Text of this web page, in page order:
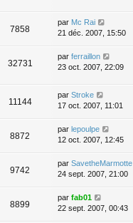
7858
par Mc Rai
21 déc. 2007, 15:50
32731
par ferraillon
23 oct. 2007, 22:09
11144
par Stroke
17 oct. 2007, 11:01
8872
par lepoulpe
12 oct. 2007, 12:45
9742
par SavetheMarmotte
24 sept. 2007, 21:00
8899
par fab01
22 sept. 2007, 00:43